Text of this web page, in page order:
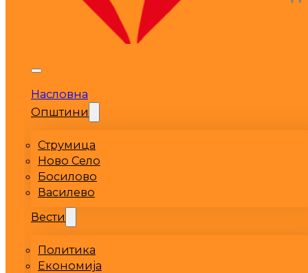
Насловна
Општини
Струмица
Ново Село
Босилово
Василево
Вести
Политика
Економија